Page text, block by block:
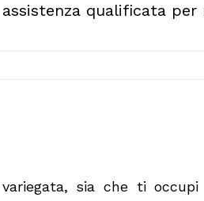
qualificata
sia che ti